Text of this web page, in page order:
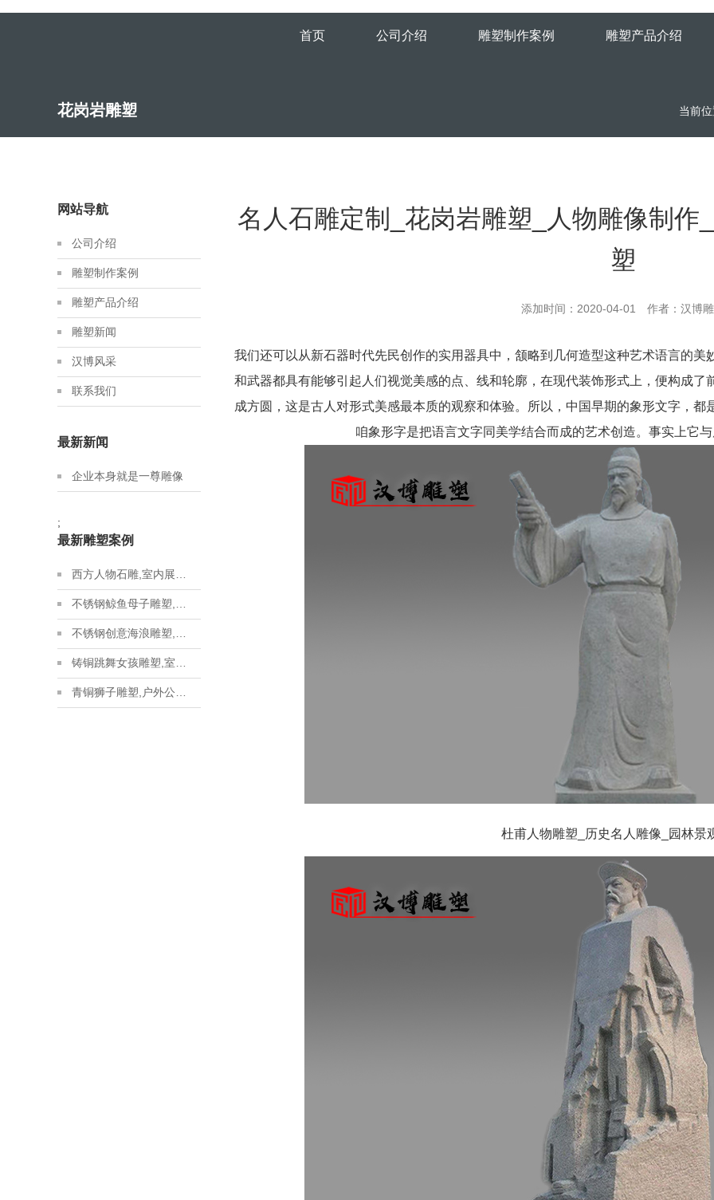
首页 公司介绍 雕塑制作案例 雕塑产品介绍
花岗岩雕塑 当前
网站导航
公司介绍
雕塑制作案例
雕塑产品介绍
雕塑新闻
汉博风采
联系我们
最新新闻
企业本身就是一尊雕像
;
最新雕塑案例
名人石雕定制_花岗岩雕塑_人物雕像制作
塑
添加时间：2020-04-01 作者：汉博
我们还可以从新石器时代先民创作的实用器具中，颔略到几何造型这种艺术语言的
和武器都具有能够引起人们视觉美感的点、线和轮廓，在现代装饰形式上，便构成
成方圆，这是古人对形式美感最本质的观察和体验。所以，中国早期的象形文字，
咱象形字是把语言文字同美学结合而成的艺术创造。事实上它
杜甫人物雕塑_历史名人雕像_园林景